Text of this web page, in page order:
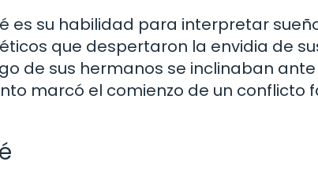
es su habilidad para interpretar
que despertaron la envidia de
de sus hermanos se inclinaban
marcó el comienzo de un conflicto